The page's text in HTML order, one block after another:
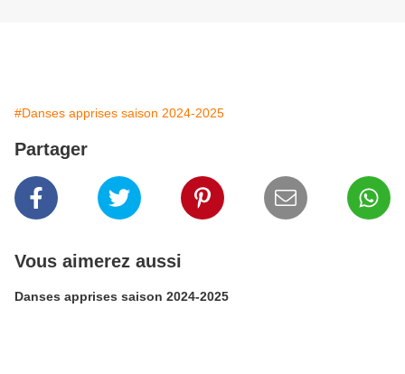
#Danses apprises saison 2024-2025
Partager
Vous aimerez aussi
Danses apprises saison 2024-2025